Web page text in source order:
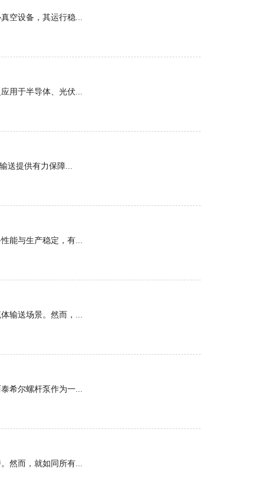
空设备，其运行稳...
用于半导体、光伏...
送提供有力保障...
能与生产稳定，有...
输送场景。然而，...
希尔螺杆泵作为一...
然而，就如同所有...